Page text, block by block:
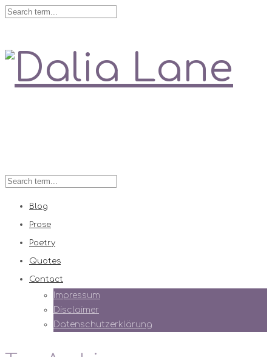
Blog
Prose
Poetry
Quotes
Contact
Impressum
Disclaimer
Datenschutzerklärung